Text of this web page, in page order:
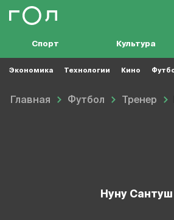
Спорт Культура
Экономика Технологии Кино
Главная Футбол Тренер
Нуну Сантуш